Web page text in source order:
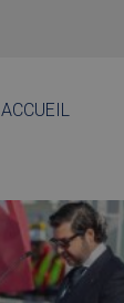
ACCUEIL